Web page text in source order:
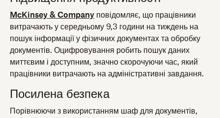
McKinsey & Company повідомляє, що працівники
витрачають у середньому 9,3 години на тиждень на
пошук інформації у фізичних документах та обробку
документів. Оцифровування робить пошук даних
миттєвим і доступним, значно скорочуючи час, який
працівники витрачають на адміністративні завдання.
Посилена безпека
Порівнюючи з використанням шаф для документів,